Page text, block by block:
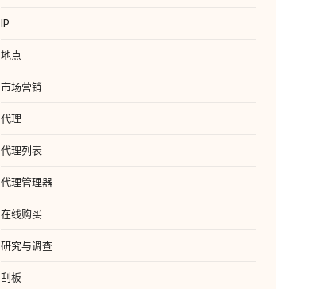
IP
地点
市场营销
代理
代理列表
代理管理器
在线购买
研究与调查
刮板